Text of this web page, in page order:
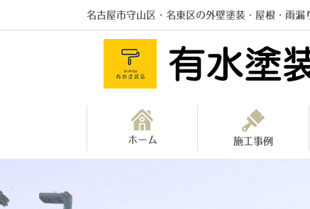
名古屋市守山区・名東区の外壁塗装・屋根・雨漏
ホーム 施工事例